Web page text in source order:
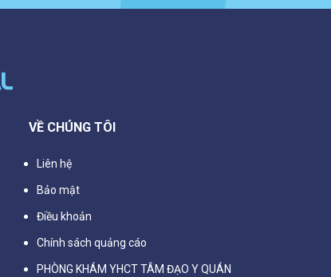
VỀ CHÚNG TÔI
Liên hệ
Bảo mật
Điều khoản
Chính sách quảng cáo
PHÒNG KHÁM YHCT TÂM ĐẠO Y QUÁN